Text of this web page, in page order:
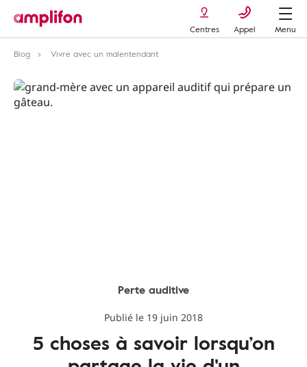
Centres Appel
Menu
Blog
Vivre avec un malentendant
Perte auditive
Publié le 19 juin 2018
5 choses à savoir lorsqu’on